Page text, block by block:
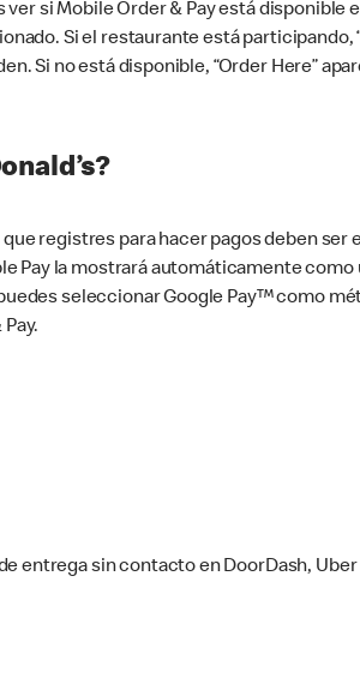
si Mobile Order & Pay está disponible
Si el restaurante está participando,
Si no está disponible, “Order Here”
registres para hacer pagos deben ser
Pay la mostrará automáticamente
seleccionar Google Pay™ como
entrega sin contacto en DoorDash, Uber